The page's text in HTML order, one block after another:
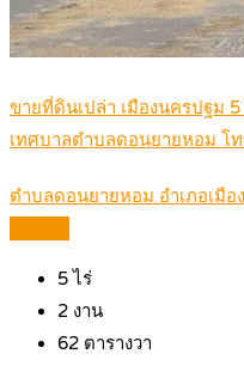
ขายที่ดินเปล่า เมืองนครปฐม
เทศบาลตำบลดอนยายหอม โ
ตำบลดอนยายหอม อำเภอเมื
5ไร่
2 งาน
62 ตารางวา